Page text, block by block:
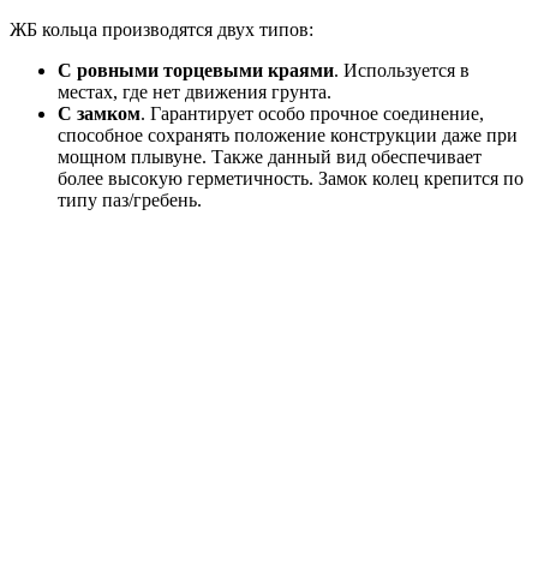
ЖБ кольца производятся двух типов:
С ровными торцевыми краями. Используется в
местах, где нет движения грунта.
С замком. Гарантирует особо прочное соединение,
способное сохранять положение конструкции даже при
мощном плывуне. Также данный вид обеспечивает
более высокую герметичность. Замок колец крепится по
типу паз/гребень.